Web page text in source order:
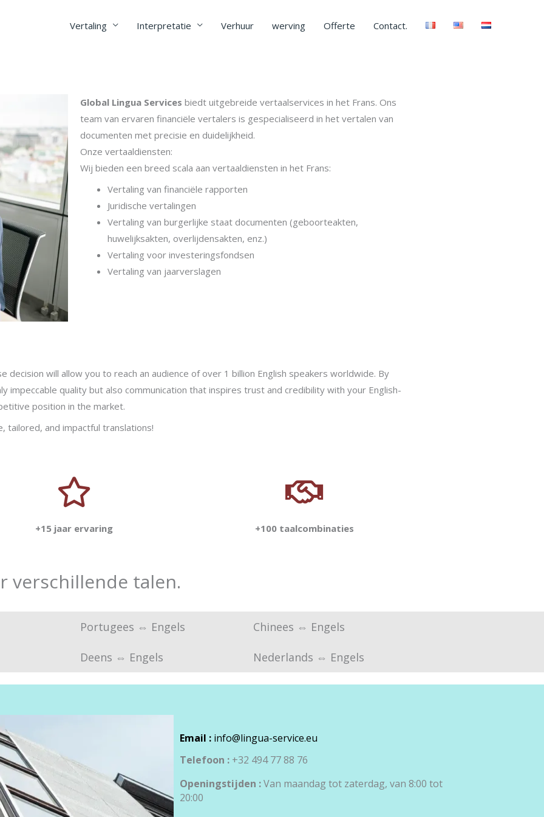
Vertaling Interpretatie Verhuur werving Offerte Contact.
Global Lingua Services biedt uitgebreide vertaalservices in het Frans. Ons
team van ervaren financiële vertalers is gespecialiseerd in het vertalen van
documenten met precisie en duidelijkheid.
Onze vertaaldiensten:
Wij bieden een breed scala aan vertaaldiensten in het Frans:
Vertaling van financiële rapporten
Juridische vertalingen
Vertaling van burgerlijke staat documenten (geboorteakten,
huwelijksakten, overlijdensakten, enz.)
Vertaling voor investeringsfondsen
Vertaling van jaarverslagen
will allow you to reach an audience of over 1 billion English speakers worldwide. By
quality but also communication that inspires trust and credibility with your English-
position in the market.
tailored, and impactful translations!
+15 jaar ervaring +100 taalcombinaties
verschillende talen.
Portugees ⇔ Engels
Deens ⇔ Engels
Chinees ⇔ Engels
Nederlands ⇔ Engels
Email : info@lingua-service.eu
Telefoon : +32 494 77 88 76
Openingstijden :Van maandag tot zaterdag, van 8:00 tot
20:00